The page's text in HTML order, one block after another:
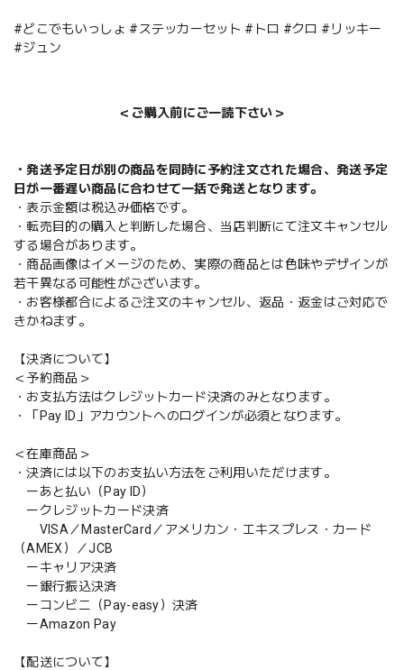
#どこでもいっしょ #ステッカーセット #トロ #クロ #リッキー
#ジュン
＜ご購入前にご一読下さい＞
・発送予定日が別の商品を同時に予約注文された場合、発送予定
日が一番遅い商品に合わせて一括で発送となります。
・表示金額は税込み価格です。
・転売目的の購入と判断した場合、当店判断にて注文キャンセル
する場合があります。
・商品画像はイメージのため、実際の商品とは色味やデザインが
若干異なる可能性がございます。
・お客様都合によるご注文のキャンセル、返品・返金はご対応で
きかねます。
【決済について】
＜予約商品＞
・お支払方法はクレジットカード決済のみとなります。
・「Pay ID」アカウントへのログインが必須となります。
＜在庫商品＞
・決済には以下のお支払い方法をご利用いただけます。
ーあと払い（Pay ID）
ークレジットカード決済
VISA／MasterCard／アメリカン・エキスプレス・カード
（AMEX）／JCB
ーキャリア決済
ー銀行振込決済
ーコンビニ（Pay-easy）決済
ーAmazon Pay
【配送について】